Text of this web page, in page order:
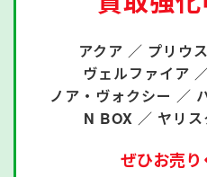
アクア ／ プリウ
ヴェルファイア
ノア・ヴォクシー ／
N BOX ／ ヤリ
ぜひお売り